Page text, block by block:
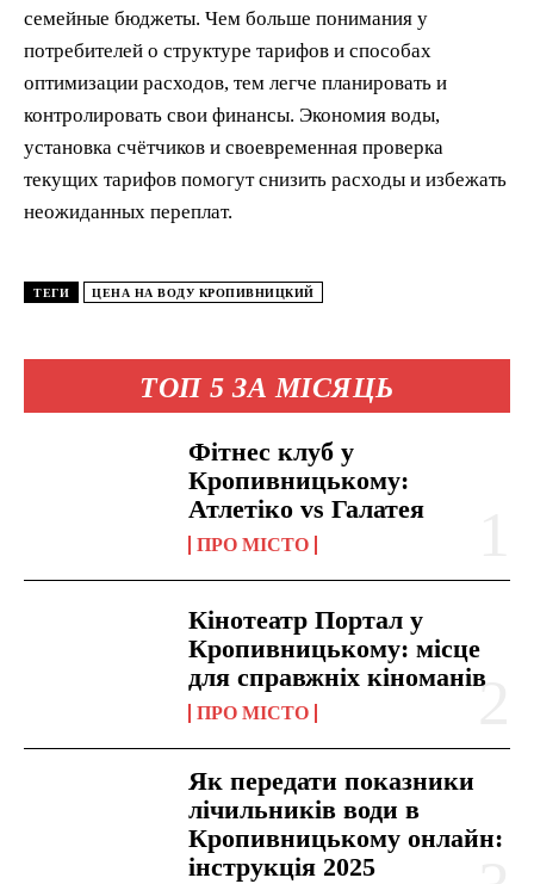
ТОП 5 ЗА МІСЯЦЬ
Фітнес клуб у
Кропивницькому:
Атлетіко vs Галатея
ПРО МІСТО
Кінотеатр Портал у
Кропивницькому: місце
для справжніх кіноманів
ПРО МІСТО
Як передати показники
лічильників води в
Кропивницькому онлайн:
інструкція 2025
семейные бюджеты. Чем больше понимания у
потребителей о структуре тарифов и способах
оптимизации расходов, тем легче планировать и
контролировать свои финансы. Экономия воды,
установка счётчиков и своевременная проверка
текущих тарифов помогут снизить расходы и избежать
неожиданных переплат.
ТЕГИ ЦЕНА НА ВОДУ КРОПИВНИЦКИЙ